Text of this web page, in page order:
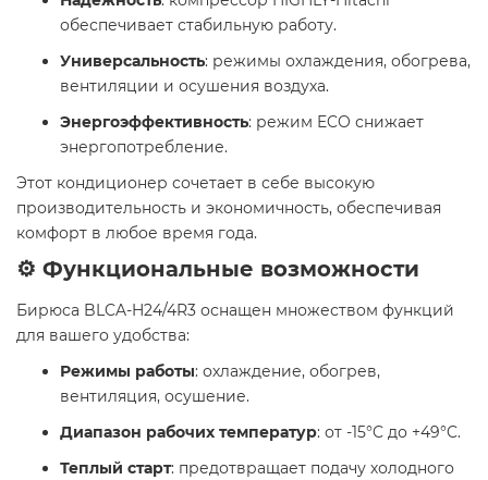
обеспечивает стабильную работу.
Универсальность: режимы охлаждения, обогрева,
вентиляции и осушения воздуха.
Энергоэффективность: режим ECO снижает
энергопотребление.
Этот кондиционер сочетает в себе высокую
производительность и экономичность, обеспечивая
комфорт в любое время года.
⚙️ Функциональные возможности
Бирюса BLCA-H24/4R3 оснащен множеством функций
для вашего удобства:
Режимы работы: охлаждение, обогрев,
вентиляция, осушение.
Диапазон рабочих температур: от -15°C до +49°C.
Теплый старт: предотвращает подачу холодного